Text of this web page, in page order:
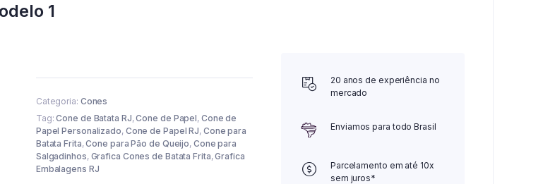
1
Categoria: Cones
Tag:Cone de Batata RJ,Cone de Papel, Cone de
Papel Personalizado, Cone de Papel RJ, Cone para
Batata Frita,Cone para Pão de Queijo, Cone para
Salgadinhos, Grafica Cones de Batata Frita,Grafica
Embalagens RJ
20 anos de experiência no
mercado
Enviamos para todo Brasil
Parcelamento em até 10x
sem juros*